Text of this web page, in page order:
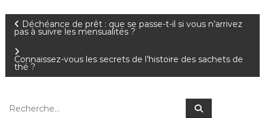
N
a
v
Déchéance de prêt : que se passe-t-il si vous n’arrivez
pas à suivre les mensualités ?
Connaissez-vous les secrets de l’histoire des sachets de
thé ?
R
R